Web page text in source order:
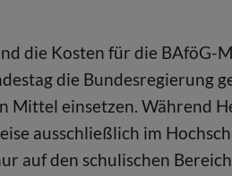
die Kosten für die BAföG-
die Bundesregierung
Mittel einsetzen. Während
ausschließlich im
auf den schulischen Bereich.